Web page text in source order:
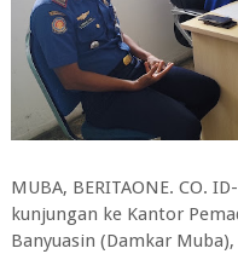
MUBA, BERITAONE. CO.
kunjungan ke Kantor
Banyuasin (Damkar